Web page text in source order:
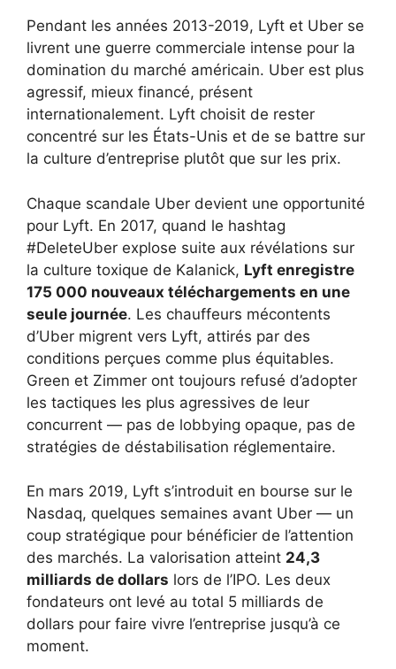
Pendant les années 2013-2019, Lyft et Uber se
livrent une guerre commerciale intense pour la
domination du marché américain. Uber est plus
agressif, mieux financé, présent
internationalement. Lyft choisit de rester
concentré sur les États-Unis et de se battre sur
la culture d’entreprise plutôt que sur les prix.
Chaque scandale Uber devient une opportunité
pour Lyft. En 2017, quand le hashtag
#DeleteUber explose suite aux révélations sur
la culture toxique de Kalanick, Lyft enregistre
175 000 nouveaux téléchargements en une
seule journée. Les chauffeurs mécontents
d’Uber migrent vers Lyft, attirés par des
conditions perçues comme plus équitables.
Green et Zimmer ont toujours refusé d’adopter
les tactiques les plus agressives de leur
concurrent — pas de lobbying opaque, pas de
stratégies de déstabilisation réglementaire.
En mars 2019, Lyft s’introduit en bourse sur le
Nasdaq, quelques semaines avant Uber — un
coup stratégique pour bénéficier de l’attention
des marchés. La valorisation atteint 24,3
milliards de dollars lors de l’IPO. Les deux
fondateurs ont levé au total 5 milliards de
dollars pour faire vivre l’entreprise jusqu’à ce
moment.